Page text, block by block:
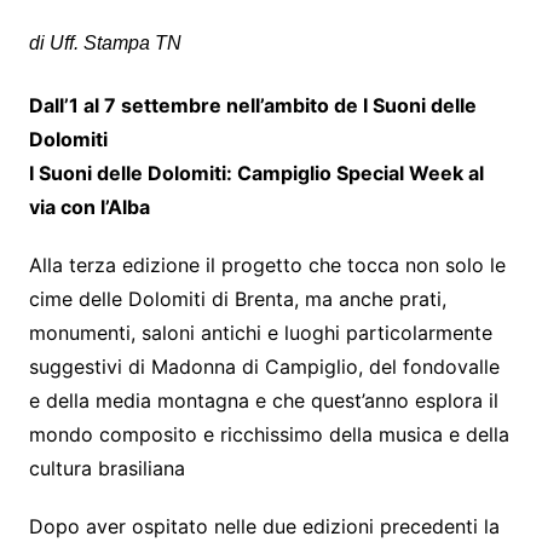
di Uff. Stampa TN
Dall’1 al 7 settembre nell’ambito de I Suoni delle
Dolomiti
I Suoni delle Dolomiti: Campiglio Special Week al
via con l’Alba
Alla terza edizione il progetto che tocca non solo le
cime delle Dolomiti di Brenta, ma anche prati,
monumenti, saloni antichi e luoghi particolarmente
suggestivi di Madonna di Campiglio, del fondovalle
e della media montagna e che quest’anno esplora il
mondo composito e ricchissimo della musica e della
cultura brasiliana
Dopo aver ospitato nelle due edizioni precedenti la